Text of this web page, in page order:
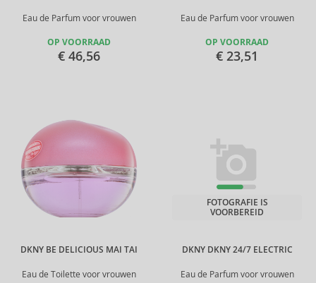
Eau de Parfum voor vrouwen
OP VOORRAAD
€ 46,56
Eau de Parfum voor vrouwen
OP VOORRAAD
€ 23,51
DKNY BE DELICIOUS MAI TAI
Eau de Toilette voor vrouwen
DKNY DKNY 24/7 ELECTRIC
Eau de Parfum voor vrouwen
FOTOGRAFIE IS
VOORBEREID